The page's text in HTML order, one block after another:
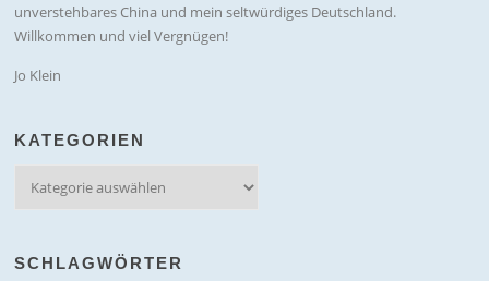
unverstehbares China und mein seltwürdiges Deutschland.
Willkommen und viel Vergnügen!
Jo Klein
KATEGORIEN
SCHLAGWÖRTER